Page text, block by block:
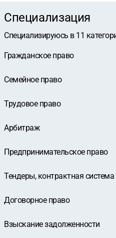
Специализация
Специализируюсь в 11
Гражданское право
Семейное право
Трудовое право
Арбитраж
Предпринимательское право
Тендеры, контрактная
Договорное право
Взыскание задолженности